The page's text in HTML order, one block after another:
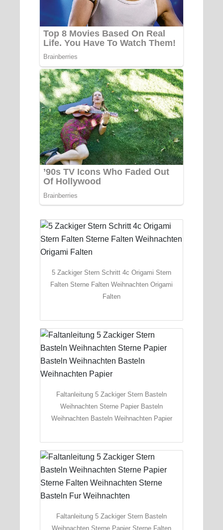
5 Zackiger Stern Schritt 4c Origami Stern
Falten Sterne Falten Weihnachten Origami
Falten
Faltanleitung 5 Zackiger Stern Basteln
Weihnachten Sterne Papier Basteln
Weihnachten Basteln Weihnachten Papier
Faltanleitung 5 Zackiger Stern Basteln
Weihnachten Sterne Papier Sterne Falten